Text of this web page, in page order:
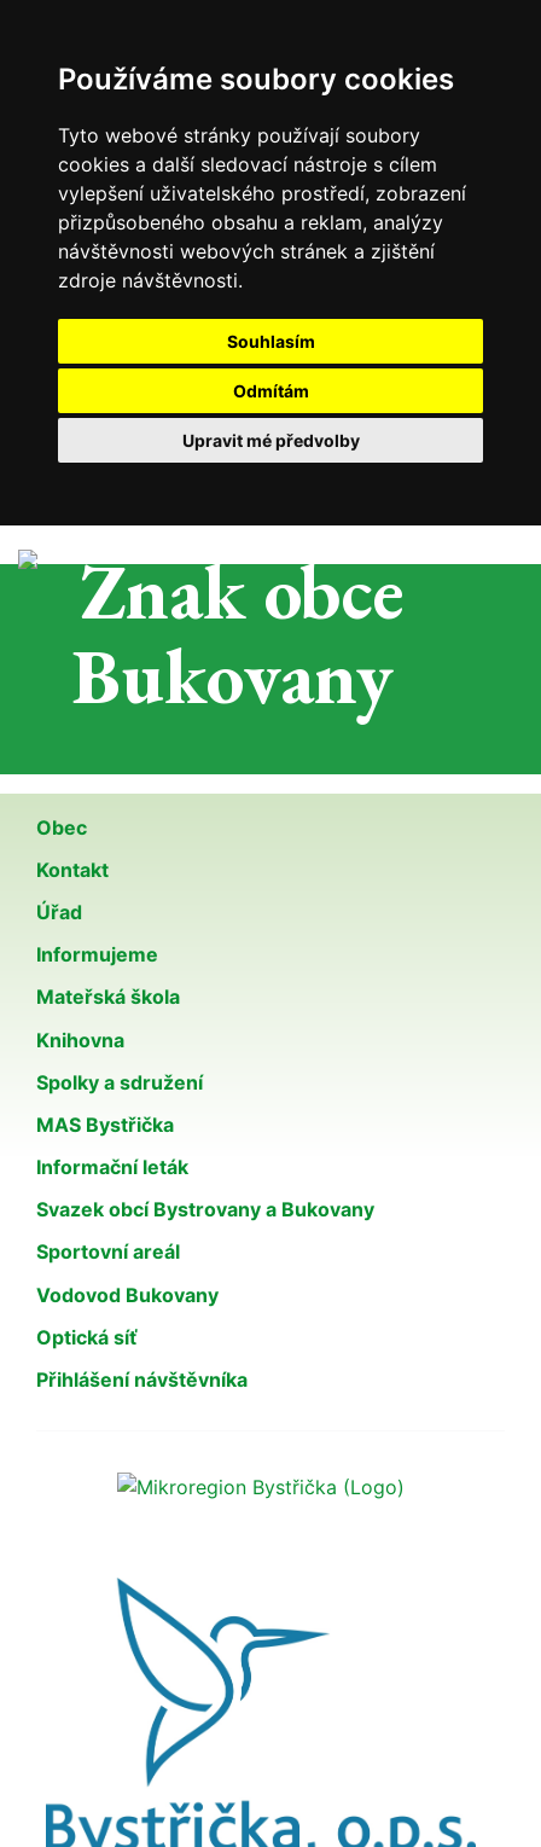
Používáme soubory cookies
Tyto webové stránky používají soubory
cookies a další sledovací nástroje s cílem
vylepšení uživatelského prostředí, zobrazení
přizpůsobeného obsahu a reklam, analýzy
návštěvnosti webových stránek a zjištění
zdroje návštěvnosti.
Souhlasím
Odmítám
Upravit mé předvolby
Obec
Kontakt
Úřad
Informujeme
Mateřská škola
Knihovna
Spolky a sdružení
MAS Bystřička
Informační leták
Svazek obcí Bystrovany a Bukovany
Sportovní areál
Vodovod Bukovany
Optická síť
Přihlášení návštěvníka